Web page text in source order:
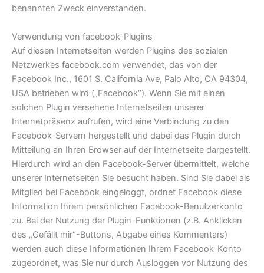
benannten Zweck einverstanden.
Verwendung von facebook-Plugins
Auf diesen Internetseiten werden Plugins des sozialen
Netzwerkes facebook.com verwendet, das von der
Facebook Inc., 1601 S. California Ave, Palo Alto, CA 94304,
USA betrieben wird („Facebook“). Wenn Sie mit einen
solchen Plugin versehene Internetseiten unserer
Internetpräsenz aufrufen, wird eine Verbindung zu den
Facebook-Servern hergestellt und dabei das Plugin durch
Mitteilung an Ihren Browser auf der Internetseite dargestellt.
Hierdurch wird an den Facebook-Server übermittelt, welche
unserer Internetseiten Sie besucht haben. Sind Sie dabei als
Mitglied bei Facebook eingeloggt, ordnet Facebook diese
Information Ihrem persönlichen Facebook-Benutzerkonto
zu. Bei der Nutzung der Plugin-Funktionen (z.B. Anklicken
des „Gefällt mir“-Buttons, Abgabe eines Kommentars)
werden auch diese Informationen Ihrem Facebook-Konto
zugeordnet, was Sie nur durch Ausloggen vor Nutzung des